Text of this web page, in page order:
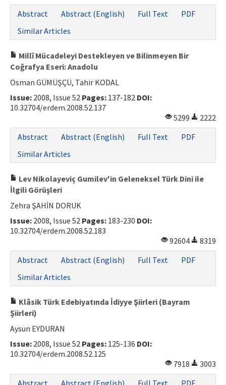
Abstract
Abstract (English) Full Text
PDF
Similar Articles
Millî Mücadeleyi Destekleyen ve Bilinmeyen Bir
Coğrafya Eseri: Anadolu
Osman GÜMÜŞÇÜ, Tahir KODAL
Issue: 2008, Issue 52 Pages: 137-182 DOI:
10.32704/erdem.2008.52.137
5299
2222
Abstract
Abstract (English) Full Text
PDF
Similar Articles
Lev Nikolayeviç Gumilev'in Geleneksel Türk Dini ile
İlgili Görüşleri
Zehra ŞAHİN DORUK
Issue: 2008, Issue 52 Pages: 183-230 DOI:
10.32704/erdem.2008.52.183
92604
8319
Abstract
Abstract (English) Full Text
PDF
Similar Articles
Klâsik Türk Edebiyatında İdiyye Şiirleri (Bayram
Şiirleri)
Aysun EYDURAN
Issue: 2008, Issue 52 Pages: 125-136 DOI:
10.32704/erdem.2008.52.125
7918
3003
Abstract
Abstract (English) Full Text PDF